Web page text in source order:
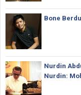
Bone
Nurdin
Nurdin: